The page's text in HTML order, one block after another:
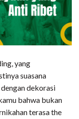
yang
suasana
dekorasi
bahwa bukan
terasa the